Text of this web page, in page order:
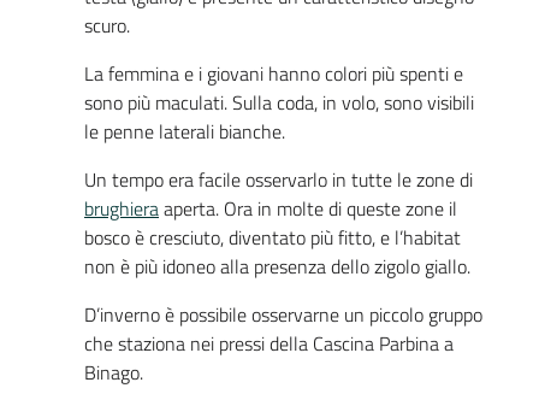
scuro.
La femmina e i giovani hanno colori più spenti e
sono più maculati. Sulla coda, in volo, sono visibili
le penne laterali bianche.
Un tempo era facile osservarlo in tutte le zone di
brughieraaperta. Ora in molte di queste zone il
bosco è cresciuto, diventato più fitto, e l’habitat
non è più idoneo alla presenza dello zigolo giallo.
D’inverno è possibile osservarne un piccolo gruppo
che staziona nei pressi della Cascina Parbina a
Binago.